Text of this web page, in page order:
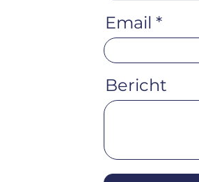
Email
Bericht